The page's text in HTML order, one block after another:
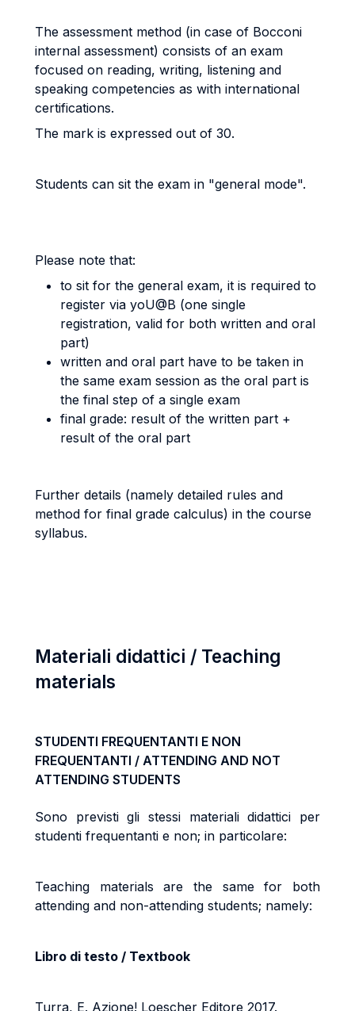
The assessment method (in case of Bocconi
internal assessment) consists of an exam
focused on reading, writing, listening and
speaking competencies as with international
certifications.
The mark is expressed out of 30.
Students can sit the exam in "general mode".
Please note that:
to sit for the general exam, it is required to
register via yoU@B (one single
registration, valid for both written and oral
part)
written and oral part have to be taken in
the same exam session as the oral part is
the final step of a single exam
final grade: result of the written part +
result of the oral part
Further details (namely detailed rules and
method for final grade calculus) in the course
syllabus.
Materiali didattici / Teaching
materials
STUDENTI FREQUENTANTI E NON
FREQUENTANTI / ATTENDING AND NOT
ATTENDING STUDENTS
Sono previsti gli stessi materiali didattici per
studenti frequentanti e non; in particolare:
Teaching materials are the same for both
attending and non-attending students; namely:
Libro di testo / Textbook
Turra, E. Azione! Loescher Editore 2017.